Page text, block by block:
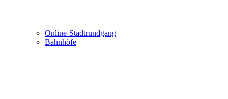
Online-Stadtrundgang
Bahnhöfe